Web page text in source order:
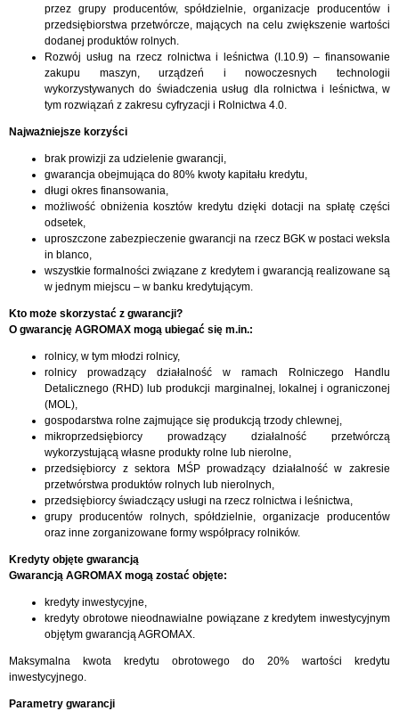
przez grupy producentów, spółdzielnie, organizacje producentów i
przedsiębiorstwa przetwórcze, mających na celu zwiększenie wartości
dodanej produktów rolnych.
Rozwój usług na rzecz rolnictwa i leśnictwa (I.10.9) – finansowanie
zakupu maszyn, urządzeń i nowoczesnych technologii
wykorzystywanych do świadczenia usług dla rolnictwa i leśnictwa, w
tym rozwiązań z zakresu cyfryzacji i Rolnictwa 4.0.
Najważniejsze korzyści
brak prowizji za udzielenie gwarancji,
gwarancja obejmująca do 80% kwoty kapitału kredytu,
długi okres finansowania,
możliwość obniżenia kosztów kredytu dzięki dotacji na spłatę części
odsetek,
uproszczone zabezpieczenie gwarancji na rzecz BGK w postaci weksla
in blanco,
wszystkie formalności związane z kredytem i gwarancją realizowane są
w jednym miejscu – w banku kredytującym.
Kto może skorzystać z gwarancji?
O gwarancję AGROMAX mogą ubiegać się m.in.:
rolnicy, w tym młodzi rolnicy,
rolnicy prowadzący działalność w ramach Rolniczego Handlu
Detalicznego (RHD) lub produkcji marginalnej, lokalnej i ograniczonej
(MOL),
gospodarstwa rolne zajmujące się produkcją trzody chlewnej,
mikroprzedsiębiorcy prowadzący działalność przetwórczą
wykorzystującą własne produkty rolne lub nierolne,
przedsiębiorcy z sektora MŚP prowadzący działalność w zakresie
przetwórstwa produktów rolnych lub nierolnych,
przedsiębiorcy świadczący usługi na rzecz rolnictwa i leśnictwa,
grupy producentów rolnych, spółdzielnie, organizacje producentów
oraz inne zorganizowane formy współpracy rolników.
Kredyty objęte gwarancją
Gwarancją AGROMAX mogą zostać objęte:
kredyty inwestycyjne,
kredyty obrotowe nieodnawialne powiązane z kredytem inwestycyjnym
objętym gwarancją AGROMAX.
Maksymalna kwota kredytu obrotowego do 20% wartości kredytu
inwestycyjnego.
Parametry gwarancji